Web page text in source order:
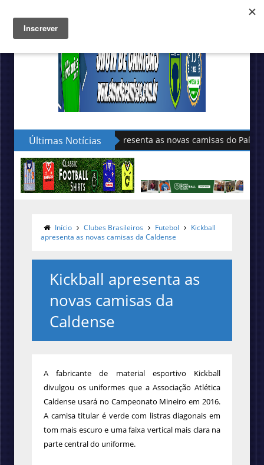
Últimas Notícias
Sudu apresenta as novas camisas do País de Gales
Início Clubes Brasileiros Futebol
Kickball
apresenta as novas camisas da Caldense
Kickball apresenta as
novas camisas da
Caldense
A fabricante de material esportivo Kickball
divulgou os uniformes que a Associação Atlética
Caldense usará no Campeonato Mineiro em 2016.
A camisa titular é verde com listras diagonais em
tom mais escuro e uma faixa vertical mais clara na
parte central do uniforme.